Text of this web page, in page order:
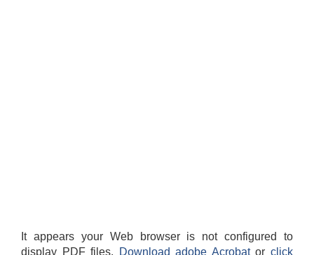
It appears your Web browser is not configured to
display PDF files.
Download adobe Acrobatorclick